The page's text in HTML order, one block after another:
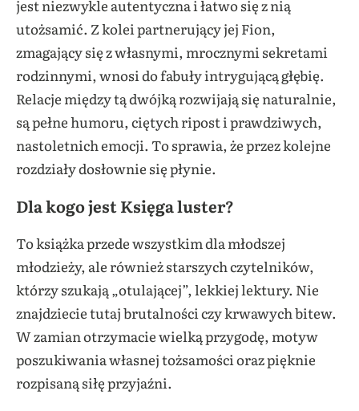
jest niezwykle autentyczna i łatwo się z nią
utożsamić. Z kolei partnerujący jej Fion,
zmagający się z własnymi, mrocznymi sekretami
rodzinnymi, wnosi do fabuły intrygującą głębię.
Relacje między tą dwójką rozwijają się naturalnie,
są pełne humoru, ciętych ripost i prawdziwych,
nastoletnich emocji. To sprawia, że przez kolejne
rozdziały dosłownie się płynie.
Dla kogo jest Księga luster?
To książka przede wszystkim dla młodszej
młodzieży, ale również starszych czytelników,
którzy szukają „otulającej”, lekkiej lektury. Nie
znajdziecie tutaj brutalności czy krwawych bitew.
W zamian otrzymacie wielką przygodę, motyw
poszukiwania własnej tożsamości oraz pięknie
rozpisaną siłę przyjaźni.